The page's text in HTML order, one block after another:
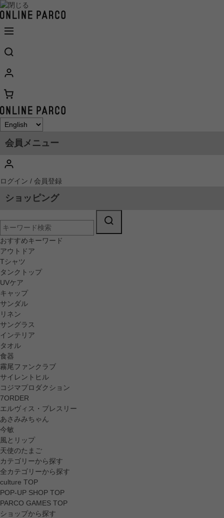
会員メニュー
ログイン / 会員登録
ショッピング
おすすめキーワード
アウトドア
Tシャツ
タンクトップ
UVケア
キャップ
サンダル
リネン
サングラス
インテリア
タオル
食器
霧尾ファンクラブ
サイレントヒル
コジマプロダクション
7ORDER
エルヴィス・プレスリー
あさみみちゃん
今敏
風とリップ
天使のたまご
カテゴリーから探す
全カテゴリーから探す
culture TOP
POP-UP SHOP TOP
PARCO GAMES TOP
ショップから探す